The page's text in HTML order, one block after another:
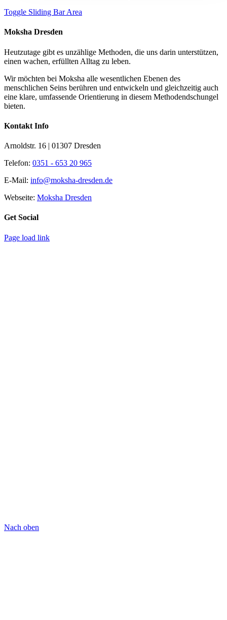
Toggle Sliding Bar Area
Moksha Dresden
Heutzutage gibt es unzählige Methoden, die uns darin unterstützen,
einen wachen, erfüllten Alltag zu leben.
Wir möchten bei Moksha alle wesent­lichen Ebenen des
menschlichen Seins berühren und entwickeln und gleichzeitig auch
eine klare, umfassende Orientierung in diesem Methodendschungel
bieten.
Kontakt Info
Arnoldstr. 16 | 01307 Dresden
Telefon: 0351 - 653 20 965
E-Mail: info@moksha-dresden.de
Webseite: Moksha Dresden
Get Social
Page load link
Nach oben